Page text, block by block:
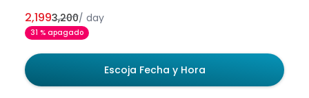
Sharjah
Abu Dabi
Aeropuerto Internacional de Dubái - Dubái 100
31 % apagado
2,1993,200/ day
Escoja Fecha y Hora